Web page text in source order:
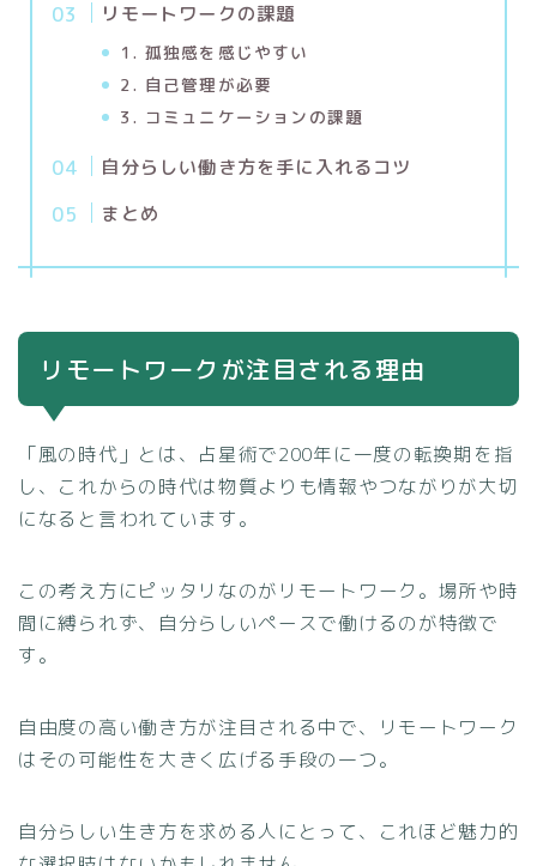
リモートワークの課題
1. 孤独感を感じやすい
2. 自己管理が必要
3. コミュニケーションの課題
自分らしい働き方を手に入れるコツ
まとめ
リモートワークが注目される理由
「風の時代」とは、占星術で200年に一度の転換期を指
し、これからの時代は物質よりも情報やつながりが大切
になると言われています。
この考え方にピッタリなのがリモートワーク。場所や時
間に縛られず、自分らしいペースで働けるのが特徴で
す。
自由度の高い働き方が注目される中で、リモートワーク
はその可能性を大きく広げる手段の一つ。
自分らしい生き方を求める人にとって、これほど魅力的